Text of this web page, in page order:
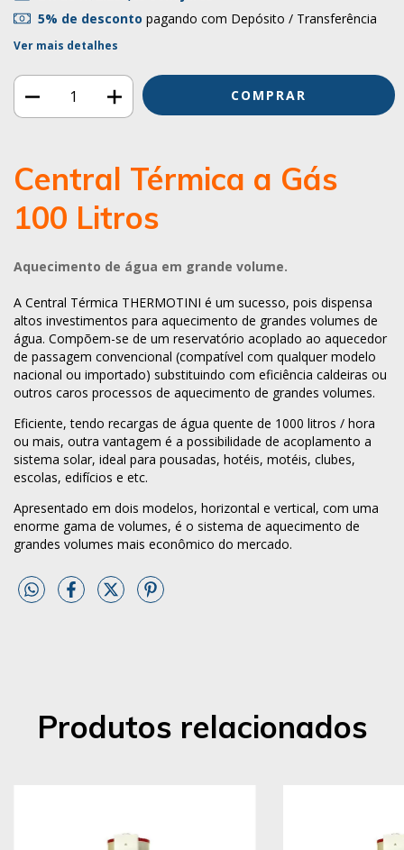
5% de desconto pagando com Depósito / Transferência
Ver mais detalhes
Central Térmica a Gás
100 Litros
Aquecimento de água em grande volume.
A Central Térmica THERMOTINI é um sucesso, pois dispensa
altos investimentos para aquecimento de grandes volumes de
água. Compõem-se de um reservatório acoplado ao aquecedor
de passagem convencional (compatível com qualquer modelo
nacional ou importado) substituindo com eficiência caldeiras ou
outros caros processos de aquecimento de grandes volumes.
Eficiente, tendo recargas de água quente de 1000 litros / hora
ou mais, outra vantagem é a possibilidade de acoplamento a
sistema solar, ideal para pousadas, hotéis, motéis, clubes,
escolas, edifícios e etc.
Apresentado em dois modelos, horizontal e vertical, com uma
enorme gama de volumes, é o sistema de aquecimento de
grandes volumes mais econômico do mercado.
Produtos relacionados